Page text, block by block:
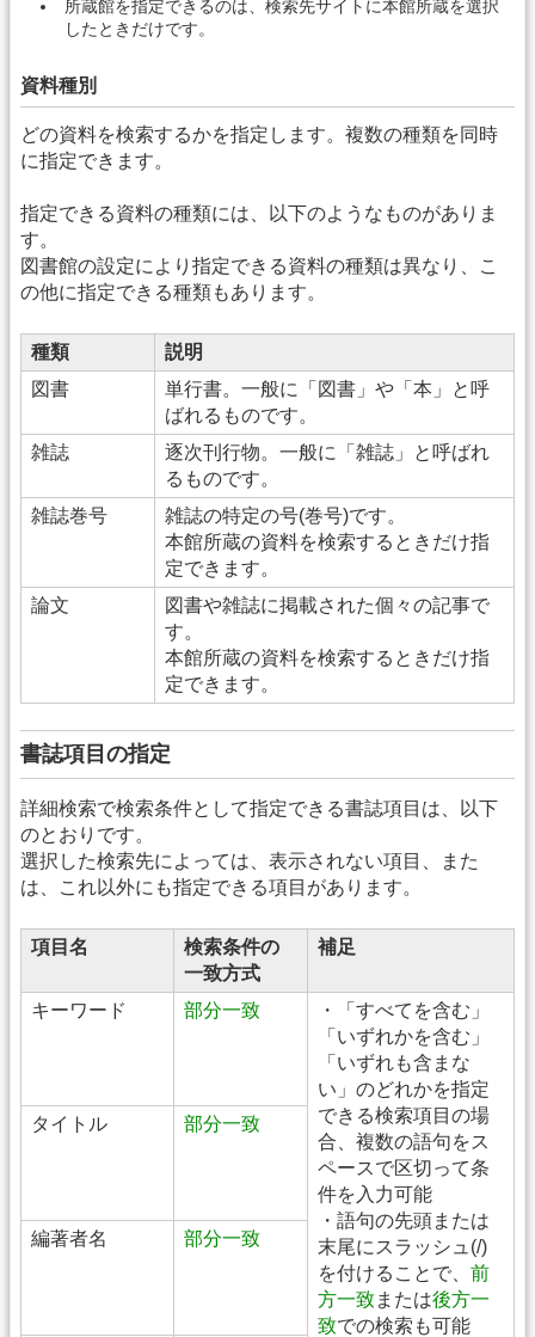
所蔵館を指定できるのは、検索先サイトに本館所蔵を選択
したときだけです。
資料種別
どの資料を検索するかを指定します。複数の種類を同時
に指定できます。
指定できる資料の種類には、以下のようなものがありま
す。
図書館の設定により指定できる資料の種類は異なり、こ
の他に指定できる種類もあります。
種類
説明
図書
単行書。一般に「図書」や「本」と呼
ばれるものです。
雑誌
逐次刊行物。一般に「雑誌」と呼ばれ
るものです。
雑誌巻号
雑誌の特定の号(巻号)です。
本館所蔵の資料を検索するときだけ指
定できます。
論文
図書や雑誌に掲載された個々の記事で
す。
本館所蔵の資料を検索するときだけ指
定できます。
書誌項目の指定
詳細検索で検索条件として指定できる書誌項目は、以下
のとおりです。
選択した検索先によっては、表示されない項目、また
は、これ以外にも指定できる項目があります。
項目名
検索条件の
一致方式
補足
キーワード 部分一致
・「すべてを含む」
「いずれかを含む」
「いずれも含まな
い」のどれかを指定
できる検索項目の場
合、複数の語句をス
ペースで区切って条
件を入力可能
・語句の先頭または
末尾にスラッシュ(/)
を付けることで、 前
方一致または後方一
致での検索も可能
タイトル 部分一致
編著者名 部分一致